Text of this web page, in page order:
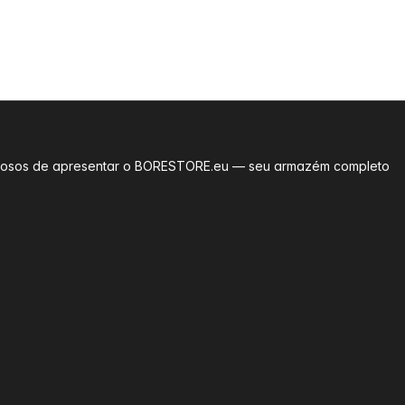
de apresentar o BORESTORE.eu — seu armazém completo